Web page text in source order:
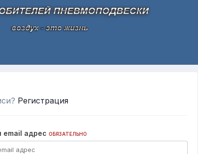
Регистрация
адрес ОБЯЗАТЕЛЬНО